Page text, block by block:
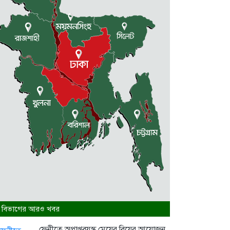
গৌরীপুরের কালীপুর ছোট তরফ
জমিদারবাড়ির...
2 weeks আগে
আরও খবর